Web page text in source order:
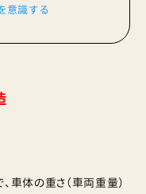
意識する
車体の重さ（車両重量）